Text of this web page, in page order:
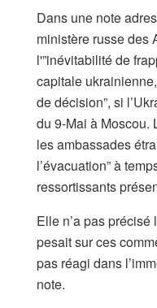
Dans une note
ministère russe des
l'”inévitabilité de
capitale
de décision”, si
du 9-Mai à Moscou.
les ambassades
l’évacuation” à
ressortissants
Elle n’a pas
pesait sur ces
pas réagi dans
note.